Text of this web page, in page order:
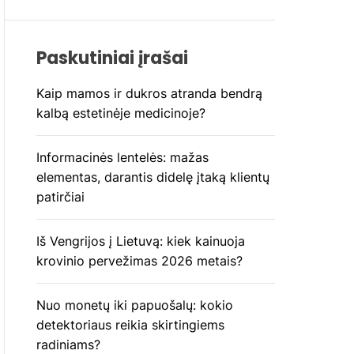
Paskutiniai įrašai
Kaip mamos ir dukros atranda bendrą
kalbą estetinėje medicinoje?
Informacinės lentelės: mažas
elementas, darantis didelę įtaką klientų
patirčiai
Iš Vengrijos į Lietuvą: kiek kainuoja
krovinio pervežimas 2026 metais?
Nuo monetų iki papuošalų: kokio
detektoriaus reikia skirtingiems
radiniams?